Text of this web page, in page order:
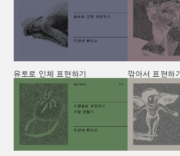
유토로 인체 표현하기 깎아서 표현하기